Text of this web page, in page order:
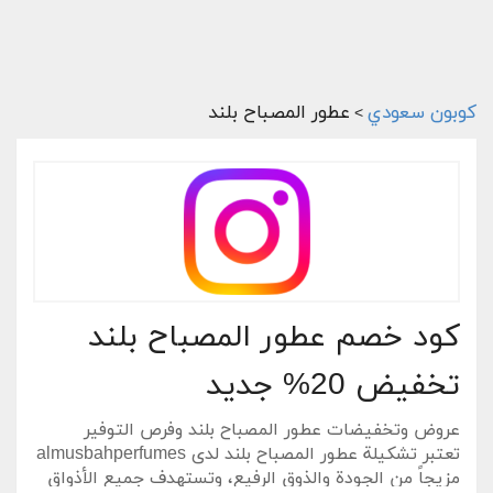
كوبون سعودي > عطور المصباح بلند
كود خصم عطور المصباح بلند
تخفيض 20% جديد
عروض وتخفيضات عطور المصباح بلند وفرص التوفير
تعتبر تشكيلة عطور المصباح بلند لدى almusbahperfumes
مزيجاً من الجودة والذوق الرفيع، وتستهدف جميع الأذواق